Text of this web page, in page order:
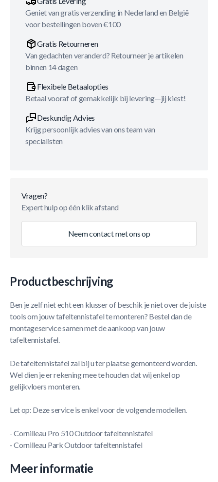
Geniet van gratis verzending in Nederland en België
voor bestellingen boven €100
Gratis Retourneren
Van gedachten veranderd? Retourneer je artikelen
binnen 14 dagen
Flexibele Betaalopties
Betaal vooraf of gemakkelijk bij levering—jij kiest!
Deskundig Advies
Krijg persoonlijk advies van ons team van
specialisten
Vragen?
Expert hulp op één klik afstand
Neem contact met ons op
Productbeschrijving
Ben je zelf niet echt een klusser of beschik je niet over de juiste
tools om jouw tafeltennistafel te monteren? Bestel dan de
montageservice samen met de aankoop van jouw
tafeltennistafel.
De tafeltennistafel zal bij u ter plaatse gemonteerd worden.
Wel dien je er rekening mee te houden dat wij enkel op
gelijkvloers monteren.
Let op: Deze service is enkel voor de volgende modellen.
- Cornilleau Pro 510 Outdoor tafeltennistafel
- Cornilleau Park Outdoor tafeltennistafel
Meer informatie